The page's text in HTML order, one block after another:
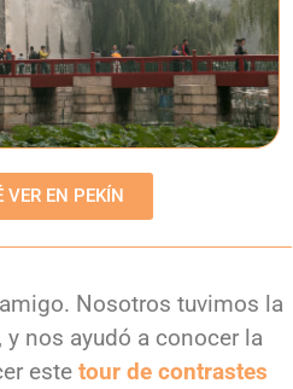
VER EN PEKÍN
Nosotros tuvimos la
nos ayudó a conocer la
este tour de contrastes